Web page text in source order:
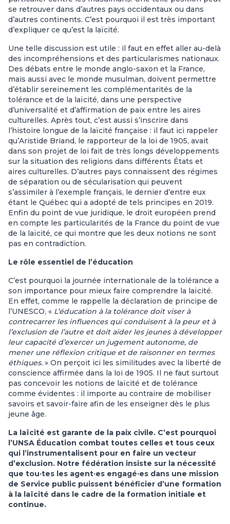
se retrouver dans d’autres pays occidentaux ou dans
d’autres continents. C’est pourquoi il est très important
d’expliquer ce qu’est la laïcité.
Une telle discussion est utile : il faut en effet aller au-delà
des incompréhensions et des particularismes nationaux.
Des débats entre le monde anglo-saxon et la France,
mais aussi avec le monde musulman, doivent permettre
d’établir sereinement les complémentarités de la
tolérance et de la laïcité, dans une perspective
d’universalité et d’affirmation de paix entre les aires
culturelles. Après tout, c’est aussi s’inscrire dans
l’histoire longue de la laïcité française : il faut ici rappeler
qu’Aristide Briand, le rapporteur de la loi de 1905, avait
dans son projet de loi fait de très longs développements
sur la situation des religions dans différents États et
aires culturelles. D’autres pays connaissent des régimes
de séparation ou de sécularisation qui peuvent
s’assimiler à l’exemple français, le dernier d’entre eux
étant le Québec qui a adopté de tels principes en 2019.
Enfin du point de vue juridique, le droit européen prend
en compte les particularités de la France du point de vue
de la laïcité, ce qui montre que les deux notions ne sont
pas en contradiction.
Le rôle essentiel de l’éducation
C’est pourquoi la journée internationale de la tolérance a
son importance pour mieux faire comprendre la laïcité.
En effet, comme le rappelle la déclaration de principe de
l’UNESCO, « L’éducation à la tolérance doit viser à
contrecarrer les influences qui conduisent à la peur et à
l’exclusion de l’autre et doit aider les jeunes à développer
leur capacité d’exercer un jugement autonome, de
mener une réflexion critique et de raisonner en termes
éthiques. » On perçoit ici les similitudes avec la liberté de
conscience affirmée dans la loi de 1905. Il ne faut surtout
pas concevoir les notions de laïcité et de tolérance
comme évidentes : il importe au contraire de mobiliser
savoirs et savoir-faire afin de les enseigner dès le plus
jeune âge.
La laïcité est garante de la paix civile. C’est pourquoi
l’UNSA Éducation combat toutes celles et tous ceux
qui l’instrumentalisent pour en faire un vecteur
d’exclusion. Notre fédération insiste sur la nécessité
que tou·tes les agent·es engagé·es dans une mission
de Service public puissent bénéficier d’une formation
à la laïcité dans le cadre de la formation initiale et
continue.